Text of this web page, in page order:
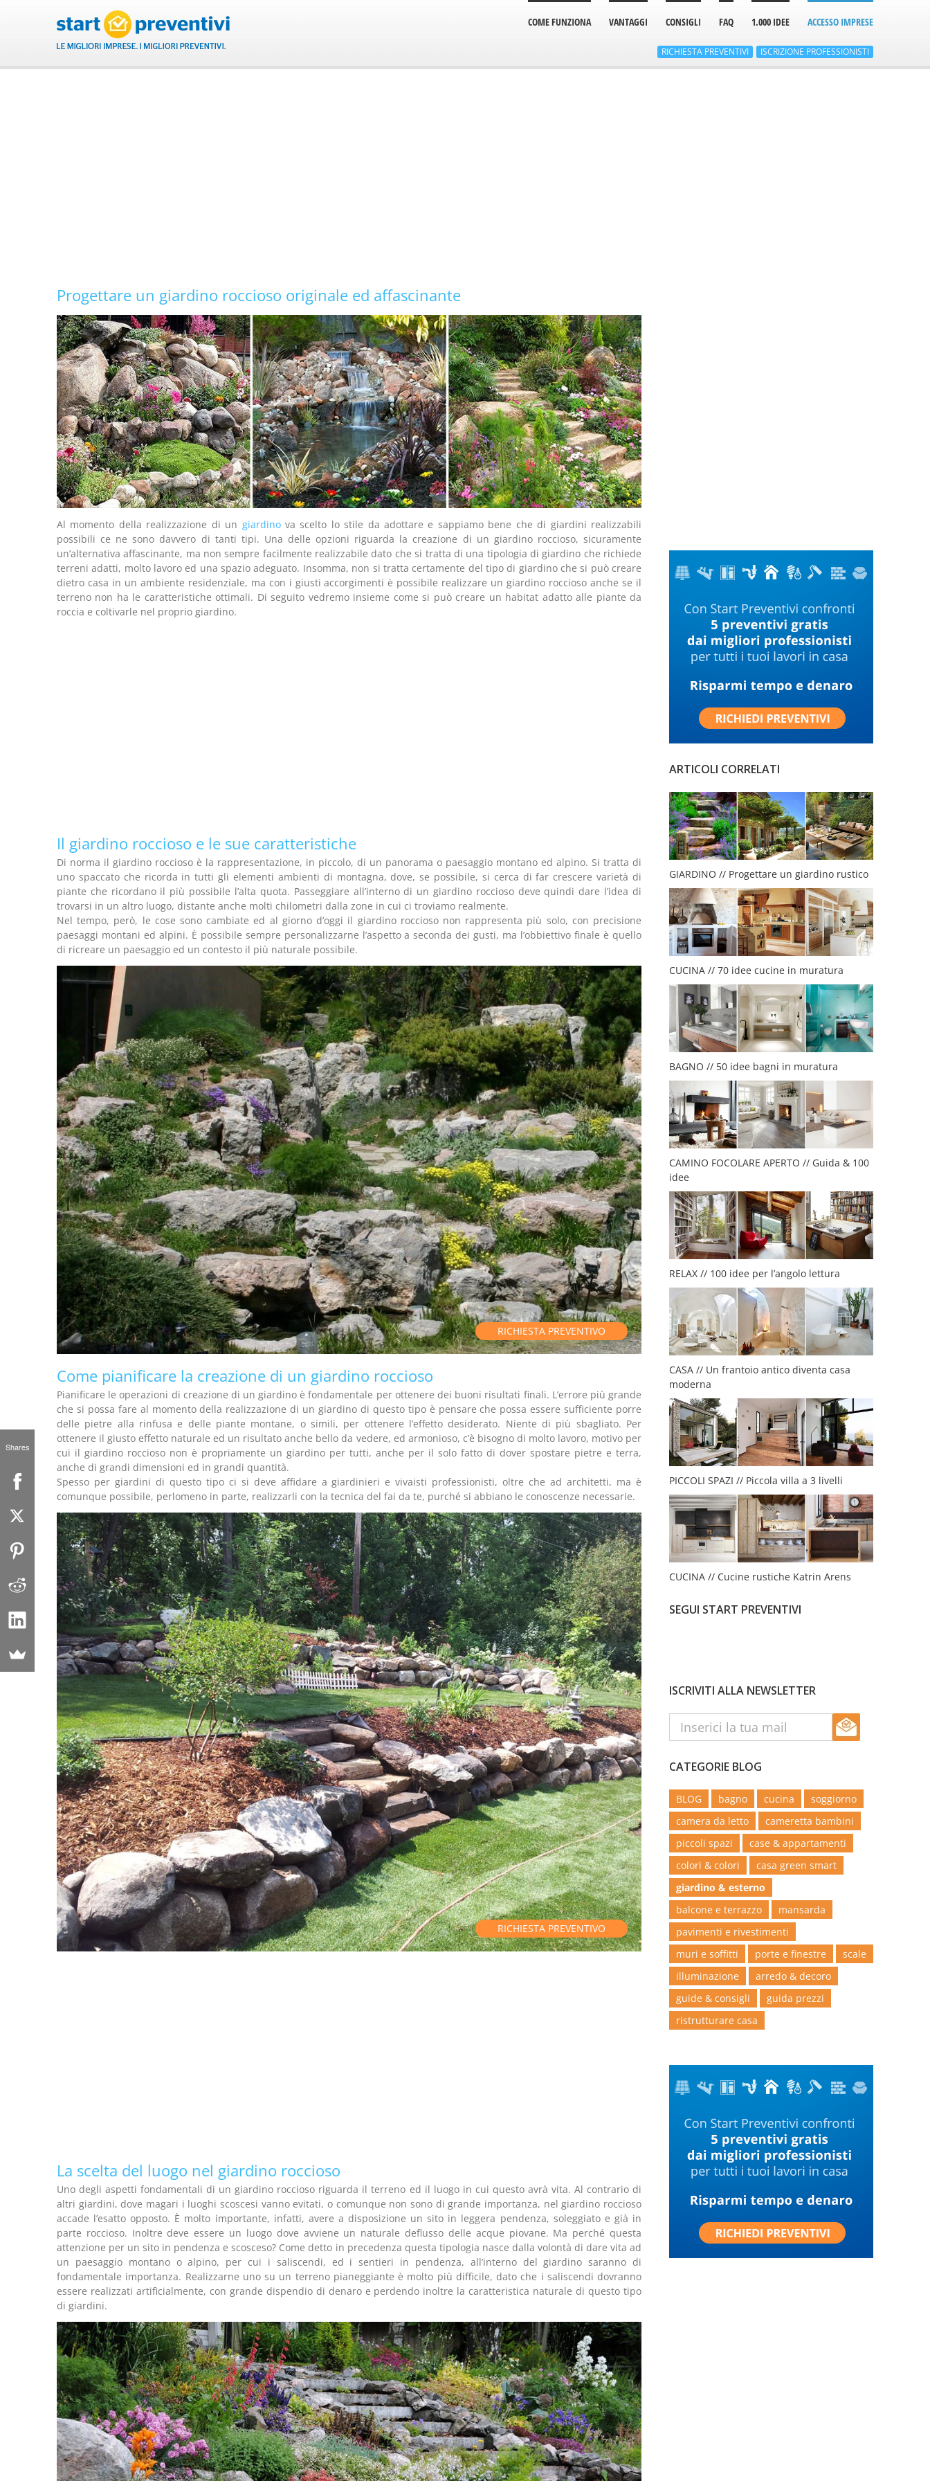
COME FUNZIONA VANTAGGI CONSIGLI FAQ 1.000 IDEE ACCESSO IMPRESE
RICHIESTA PREVENTIVI ISCRIZIONE PROFESSIONISTI
Progettare un giardino roccioso originale ed affascinante
Al momento della realizzazione di un giardinova scelto lo stile da adottare e sappiamo bene che di giardini realizzabili
possibili ce ne sono davvero di tanti tipi. Una delle opzioni riguarda la creazione di un giardino roccioso, sicuramente
un’alternativa affascinante, ma non sempre facilmente realizzabile dato che si tratta di una tipologia di giardino che richiede
terreni adatti, molto lavoro ed una spazio adeguato. Insomma, non si tratta certamente del tipo di giardino che si può creare
dietro casa in un ambiente residenziale, ma con i giusti accorgimenti è possibile realizzare un giardino roccioso anche se il
terreno non ha le caratteristiche ottimali. Di seguito vedremo insieme come si può creare un habitat adatto alle piante da
roccia e coltivarle nel proprio giardino.
Il giardino roccioso e le sue caratteristiche
Di norma il giardino roccioso è la rappresentazione, in piccolo, di un panorama o paesaggio montano ed alpino. Si tratta di
uno spaccato che ricorda in tutti gli elementi ambienti di montagna, dove, se possibile, si cerca di far crescere varietà di
piante che ricordano il più possibile l’alta quota. Passeggiare all’interno di un giardino roccioso deve quindi dare l’idea di
trovarsi in un altro luogo, distante anche molti chilometri dalla zone in cui ci troviamo realmente.
Nel tempo, però, le cose sono cambiate ed al giorno d’oggi il giardino roccioso non rappresenta più solo, con precisione
paesaggi montani ed alpini. È possibile sempre personalizzarne l’aspetto a seconda dei gusti, ma l’obbiettivo finale è quello
di ricreare un paesaggio ed un contesto il più naturale possibile.
RICHIESTA PREVENTIVO
Come pianificare la creazione di un giardino roccioso
Pianificare le operazioni di creazione di un giardino è fondamentale per ottenere dei buoni risultati finali. L’errore più grande
che si possa fare al momento della realizzazione di un giardino di questo tipo è pensare che possa essere sufficiente porre
delle pietre alla rinfusa e delle piante montane, o simili, per ottenere l’effetto desiderato. Niente di più sbagliato. Per
ottenere il giusto effetto naturale ed un risultato anche bello da vedere, ed armonioso, c’è bisogno di molto lavoro, motivo per
cui il giardino roccioso non è propriamente un giardino per tutti, anche per il solo fatto di dover spostare pietre e terra,
anche di grandi dimensioni ed in grandi quantità.
Spesso per giardini di questo tipo ci si deve affidare a giardinieri e vivaisti professionisti, oltre che ad architetti, ma è
comunque possibile, perlomeno in parte, realizzarli con la tecnica del fai da te, purché si abbiano le conoscenze necessarie.
RICHIESTA PREVENTIVO
La scelta del luogo nel giardino roccioso
Uno degli aspetti fondamentali di un giardino roccioso riguarda il terreno ed il luogo in cui questo avrà vita. Al contrario di
altri giardini, dove magari i luoghi scoscesi vanno evitati, o comunque non sono di grande importanza, nel giardino roccioso
accade l’esatto opposto. È molto importante, infatti, avere a disposizione un sito in leggera pendenza, soleggiato e già in
parte roccioso. Inoltre deve essere un luogo dove avviene un naturale deflusso delle acque piovane. Ma perché questa
attenzione per un sito in pendenza e scosceso? Come detto in precedenza questa tipologia nasce dalla volontà di dare vita ad
un paesaggio montano o alpino, per cui i saliscendi, ed i sentieri in pendenza, all’interno del giardino saranno di
fondamentale importanza. Realizzarne uno su un terreno pianeggiante è molto più difficile, dato che i saliscendi dovranno
essere realizzati artificialmente, con grande dispendio di denaro e perdendo inoltre la caratteristica naturale di questo tipo
di giardini.
ARTICOLI CORRELATI
GIARDINO // Progettare un giardino rustico
CUCINA // 70 idee cucine in muratura
BAGNO // 50 idee bagni in muratura
CAMINO FOCOLARE APERTO // Guida & 100
idee
RELAX // 100 idee per l’angolo lettura
CASA // Un frantoio antico diventa casa
moderna
PICCOLI SPAZI // Piccola villa a 3 livelli
CUCINA // Cucine rustiche Katrin Arens
SEGUI START PREVENTIVI
ISCRIVITI ALLA NEWSLETTER
CATEGORIE BLOG
BLOG bagno cucina
soggiorno
camera da letto
cameretta bambini
piccoli spazi
case & appartamenti
colori & colori
casa green smart
giardino & esterno
balcone e terrazzo
mansarda
pavimenti e rivestimenti
muri e soffitti
porte e finestre
scale
illuminazione
arredo & decoro
guide & consigli
guida prezzi
ristrutturare casa
Shares